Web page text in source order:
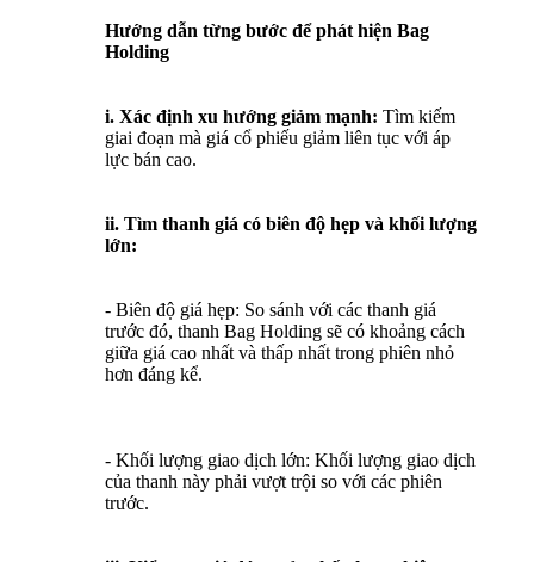
Hướng dẫn từng bước để phát hiện Bag
Holding
i. Xác định xu hướng giảm mạnh: Tìm kiếm
giai đoạn mà giá cổ phiếu giảm liên tục với áp
lực bán cao.
ii. Tìm thanh giá có biên độ hẹp và khối lượng
lớn:
- Biên độ giá hẹp: So sánh với các thanh giá
trước đó, thanh Bag Holding sẽ có khoảng cách
giữa giá cao nhất và thấp nhất trong phiên nhỏ
hơn đáng kể.
- Khối lượng giao dịch lớn: Khối lượng giao dịch
của thanh này phải vượt trội so với các phiên
trước.